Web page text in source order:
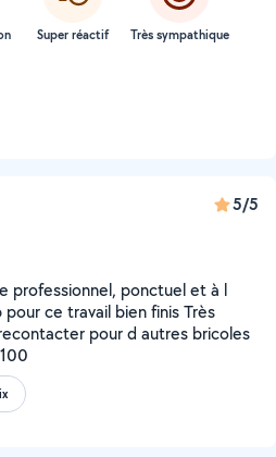
Super réactif
Très sympathique
5/5
professionnel, ponctuel et à l
ce travail bien finis Très
pour d autres bricoles